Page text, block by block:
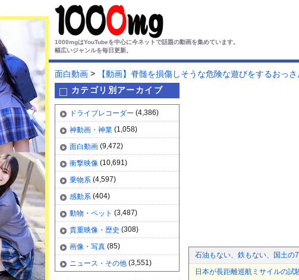
1000mgはYouTubeを中心に今ネットで話題の動画を集めています。
幅広いジャンルを毎日更新。
面白動画 >
【動画】脊髄を損傷しそうな危険な遊びをするおっさ
カテゴリ別アーカイブ
ドライブレコーダー (4,386)
神動画・神業 (1,058)
面白動画 (9,472)
衝撃映像 (10,691)
乗物系 (4,597)
感動系 (404)
動物・ペット (3,487)
貴重映像・歴史 (308)
画像・写真 (85)
ニュース・その他 (3,551)
石油もない、鉄もない、国土
日本が長距離巡航ミサイルの試